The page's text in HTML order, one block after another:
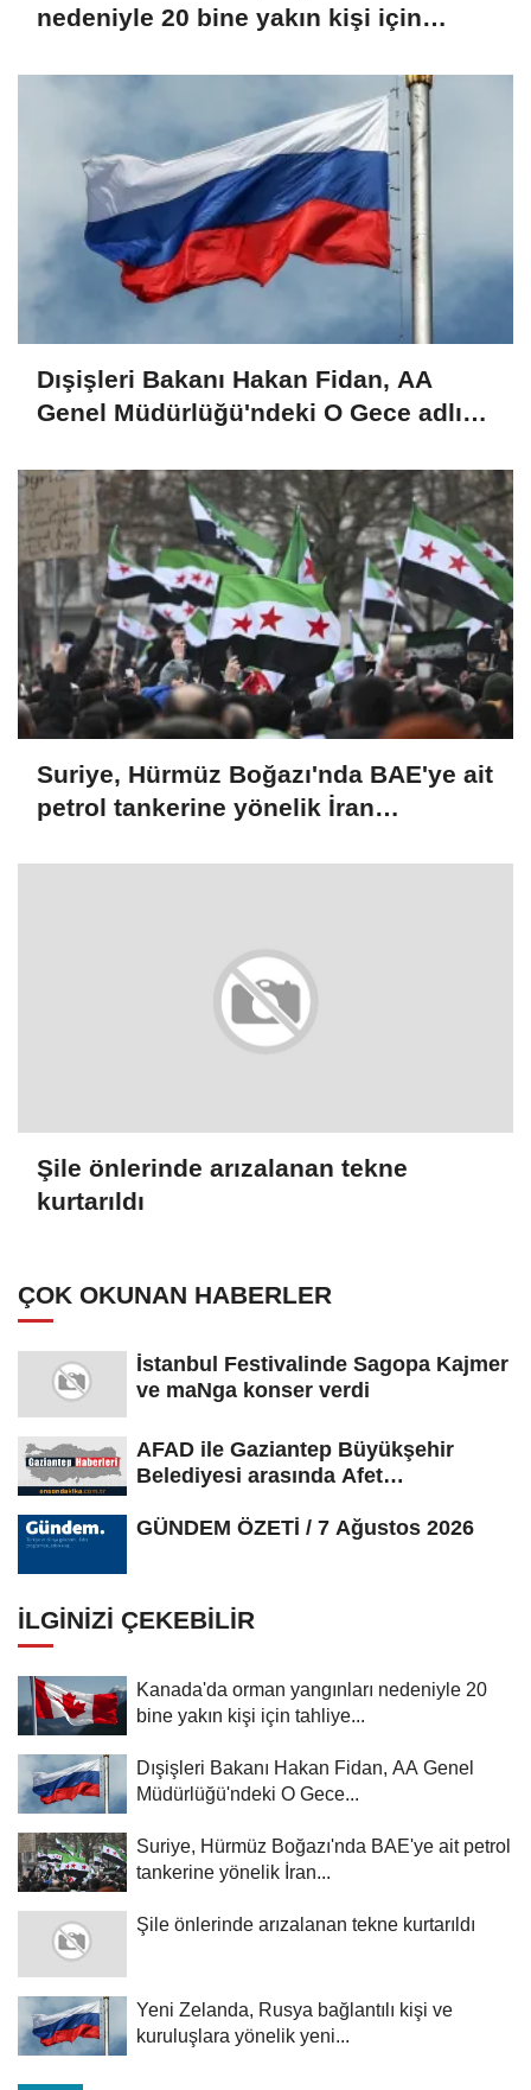
nedeniyle 20 bine yakın kişi için
Dışişleri Bakanı Hakan Fidan, AA
Genel Müdürlüğü'ndeki O Gece adlı
Suriye, Hürmüz Boğazı'nda BAE'ye ait
petrol tankerine yönelik İran
Şile önlerinde arızalanan tekne
kurtarıldı
ÇOK OKUNAN HABERLER
İstanbul Festivalinde Sagopa Kajmer
ve maNga konser verdi
AFAD ile Gaziantep Büyükşehir
Belediyesi arasında Afet
GÜNDEM ÖZETİ / 7 Ağustos 2026
İLGINIZI ÇEKEBILIR
Kanada'da orman yangınları nedeniyle 20
bine yakın kişi için tahliye...
Dışişleri Bakanı Hakan Fidan, AA Genel
Müdürlüğü'ndeki O Gece...
Suriye, Hürmüz Boğazı'nda BAE'ye ait petrol
tankerine yönelik İran...
Şile önlerinde arızalanan tekne kurtarıldı
Yeni Zelanda, Rusya bağlantılı kişi ve
kuruluşlara yönelik yeni...